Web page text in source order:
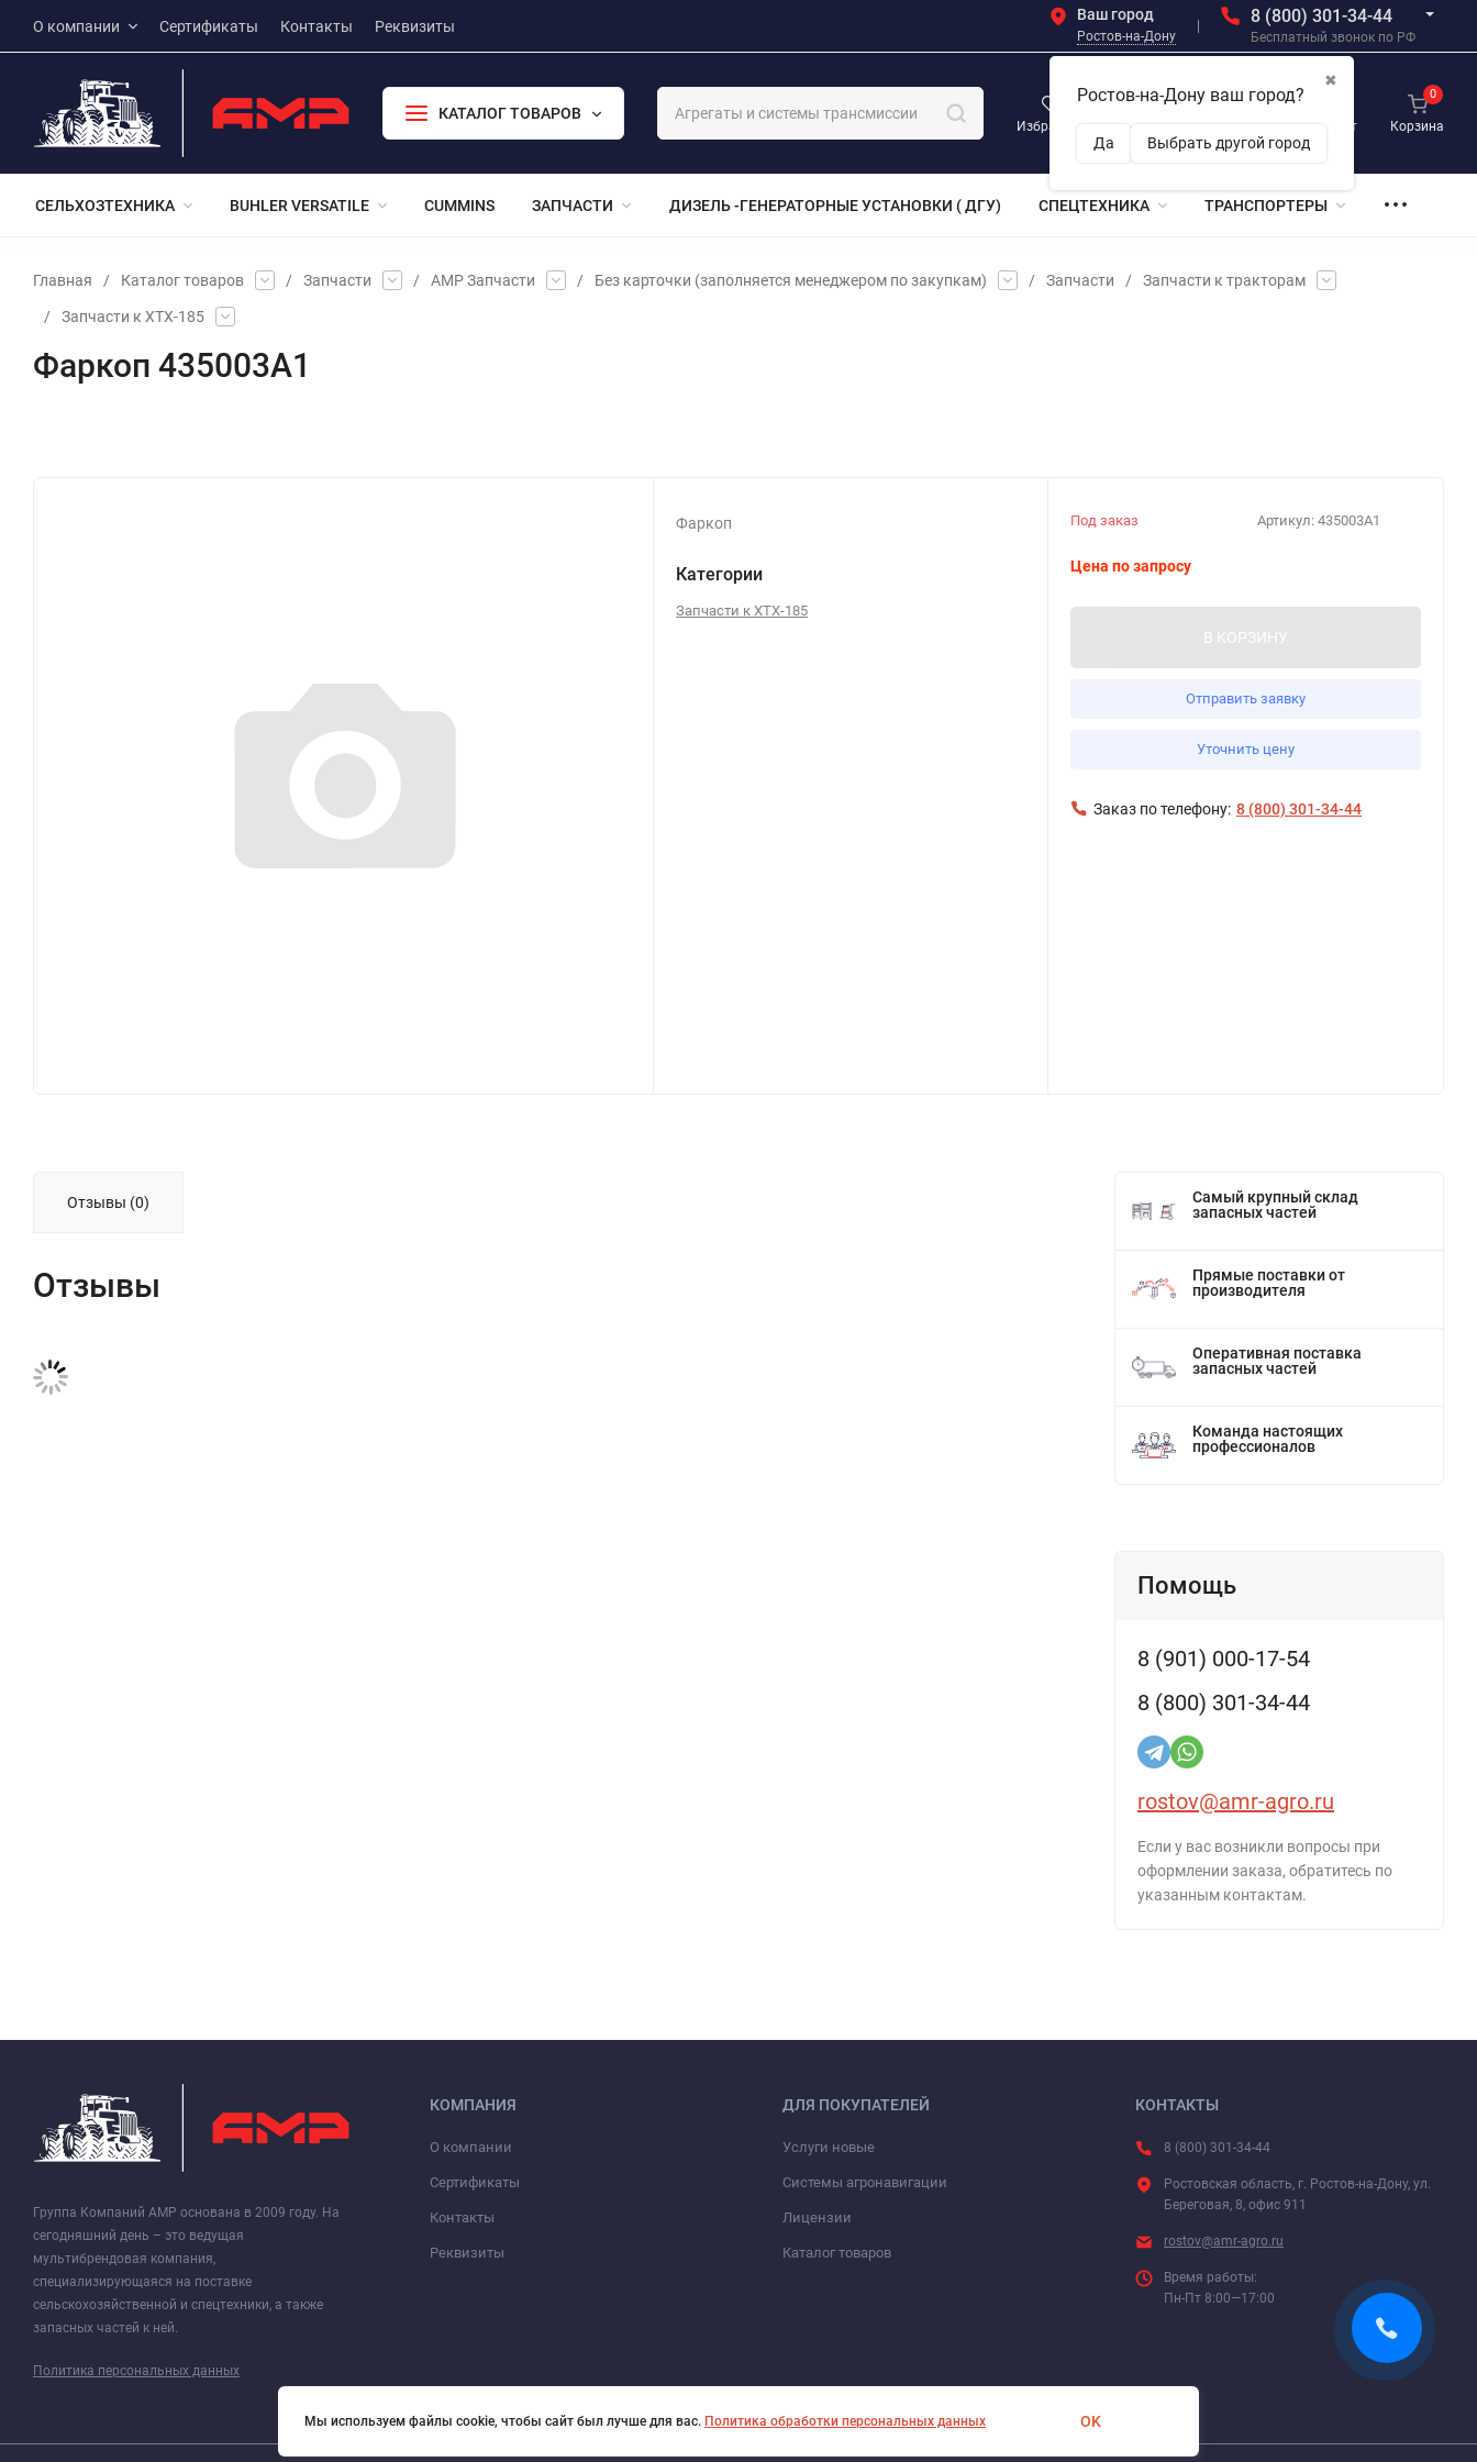
О компании Сертификаты Контакты Реквизиты
Ваш город
Ростов-на-Дону
✖
Ростов-на-Дону ваш город?
Да Выбрать другой город
8 (800) 301-34-44
Бесплатный звонок по РФ
КАТАЛОГ ТОВАРОВ
Избранное
0
Личный кабинет Корзина
0
СЕЛЬХОЗТЕХНИКА BUHLER VERSATILE CUMMINS ЗАПЧАСТИ ДИЗЕЛЬ -ГЕНЕРАТОРНЫЕ УСТАНОВКИ ( ДГУ) СПЕЦТЕХНИКА ТРАНСПОРТЕРЫ
Главная / Каталог товаров / Запчасти / АМР Запчасти / Без карточки (заполняется менеджером по закупкам) / Запчасти / Запчасти к тракторам
/ Запчасти к ХТХ-185
Фаркоп 435003А1
Фаркоп
Категории
Запчасти к ХТХ-185
Артикул: 435003А1
Под заказ
Цена по запросу
В КОРЗИНУ
Отправить заявку
Уточнить цену
Заказ по телефону: 8 (800) 301-34-44
Отзывы (0)
Отзывы
Самый крупный склад
запасных частей
Прямые поставки от
производителя
Оперативная поставка
запасных частей
Команда настоящих
профессионалов
Помощь
8 (901) 000-17-54
8 (800) 301-34-44
rostov@amr-agro.ru
Если у вас возникли вопросы при
оформлении заказа, обратитесь по
указанным контактам.
Группа Компаний АМР основана в 2009 году. На
сегодняшний день – это ведущая
мультибрендовая компания,
специализирующаяся на поставке
сельскохозяйственной и спецтехники, а также
запасных частей к ней.
Политика персональных данных
КОМПАНИЯ
О компании
Сертификаты
Контакты
Реквизиты
ДЛЯ ПОКУПАТЕЛЕЙ
Услуги новые
Системы агронавигации
Лицензии
Каталог товаров
КОНТАКТЫ
8 (800) 301-34-44
Ростовская область, г. Ростов-на-Дону, ул.
Береговая, 8, офис 911
rostov@amr-agro.ru
Время работы:
Пн-Пт 8:00—17:00
Мы используем файлы cookie, чтобы сайт был лучше для вас. Политика обработки персональных данных OK